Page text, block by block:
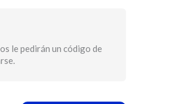
le pedirán un código de